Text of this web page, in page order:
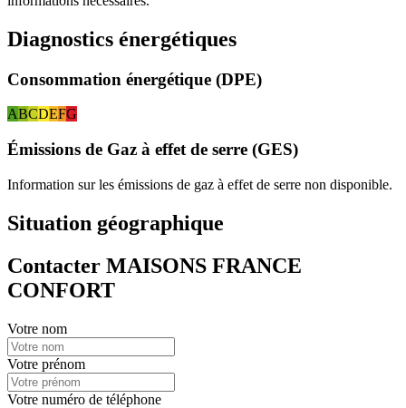
Diagnostics énergétiques
Consommation énergétique (DPE)
ABCDEFG
Émissions de Gaz à effet de serre (GES)
Information sur les émissions de gaz à effet de serre non disponible.
Situation géographique
Contacter MAISONS FRANCE
CONFORT
Votre nom
Votre prénom
Votre numéro de téléphone